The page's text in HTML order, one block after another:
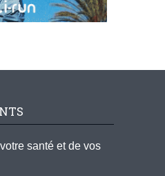
santé et de vos